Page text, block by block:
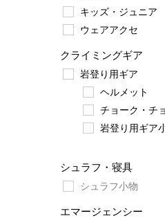
キッズ・ジュニア
ウェアアクセ
クライミングギア
岩登り用ギア
ヘルメット
チョーク・チ
岩登り用ギア
シュラフ・寝具
シュラフ小物
エマージェンシー